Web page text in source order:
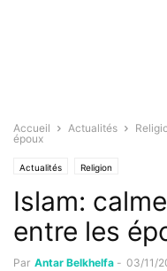
Accueil Actualités
époux
Actualités Religion
Islam:
entre les
Par Antar Belkhelfa - 03/11/